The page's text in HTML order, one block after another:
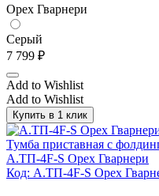
Орех Гварнери
Серый
7 799 ₽
Add to Wishlist
Add to Wishlist
Купить в 1 клик
Тумба приставная с
А.ТП-4F-S Орех Гварнери
Код: А.ТП-4F-S Орех